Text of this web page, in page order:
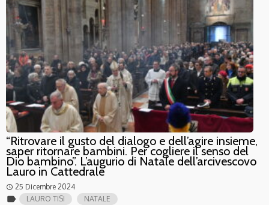
“Ritrovare il gusto del dialogo e dell’agire insieme,
saper ritornare bambini. Per cogliere il senso del
Dio bambino”. L’augurio di Natale dell’arcivescovo
Lauro in Cattedrale
access_time 25 Dicembre 2024
label LAURO TISI NATALE